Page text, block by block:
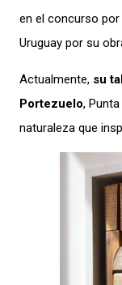
en el concurso por
Uruguay por su
Actualmente, su
Portezuelo,
naturaleza que